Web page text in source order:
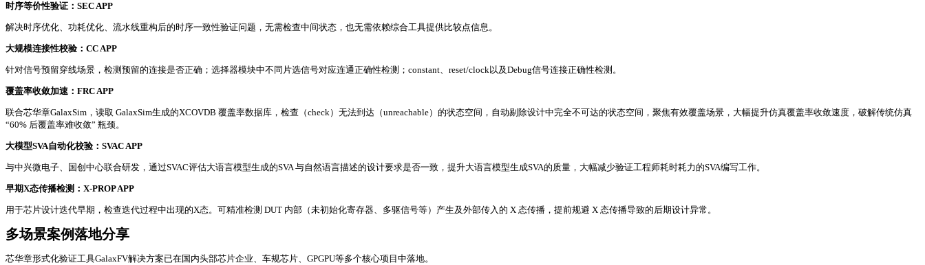
时序等价性验证：SEC APP
解决时序优化、功耗优化、流水线重构后的时序一致性验证问题，无需检查中间状态，也无需依赖综合工具提供比较点信息。
大规模连接性校验：CC APP
针对信号预留穿线场景，检测预留的连接是否正确；选择器模块中不同片选信号对应连通正确性检测；constant、reset/clock以及Debug信号连接正确性检测。
覆盖率收敛加速：FRC APP
联合芯华章GalaxSim，读取 GalaxSim生成的XCOVDB 覆盖率数据库，检查（check）无法到达（unreachable）的状态空间，自动剔除设计中完全不可达的状态空间，聚焦有效覆盖场景，大幅提升仿真覆盖率收敛速度，破解传统仿真
“60% 后覆盖率难收敛” 瓶颈。
大模型SVA自动化校验：SVAC APP
与中兴微电子、国创中心联合研发，通过SVAC评估大语言模型生成的SVA 与自然语言描述的设计要求是否一致，提升大语言模型生成SVA的质量，大幅减少验证工程师耗时耗力的SVA编写工作。
早期X态传播检测：X-PROP APP
用于芯片设计迭代早期，检查迭代过程中出现的X态。可精准检测 DUT 内部（未初始化寄存器、多驱信号等）产生及外部传入的 X 态传播，提前规避 X 态传播导致的后期设计异常。
多场景案例落地分享
芯华章形式化验证工具GalaxFV解决方案已在国内头部芯片企业、车规芯片、GPGPU等多个核心项目中落地。